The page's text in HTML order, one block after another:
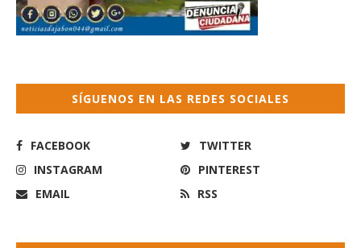
SÍGUENOS EN LAS REDES SOCIALES
FACEBOOK
TWITTER
INSTAGRAM
PINTEREST
EMAIL
RSS